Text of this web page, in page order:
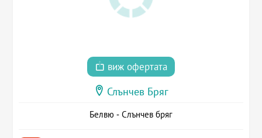
виж офертата
Слънчев Бряг
Белвю - Слънчев бряг